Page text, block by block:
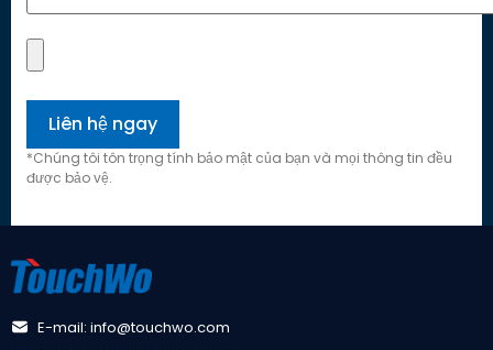
*Chúng tôi tôn trọng tính bảo mật của bạn và mọi thông tin đều
được bảo vệ.
E-mail: info@touchwo.com